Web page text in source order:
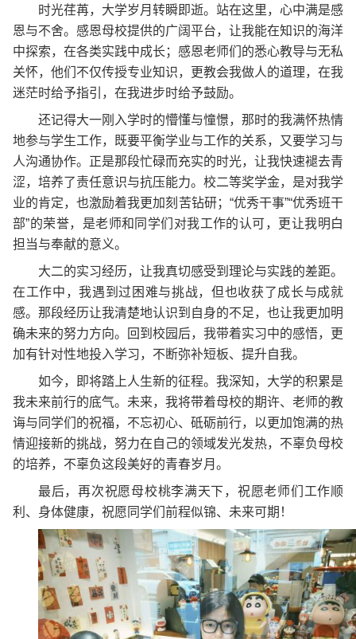
时光荏苒，大学岁月转瞬即逝。站在这里，心中满是感
恩与不舍。感恩母校提供的广阔平台，让我能在知识的海洋
中探索，在各类实践中成长；感恩老师们的悉心教导与无私
关怀，他们不仅传授专业知识，更教会我做人的道理，在我
迷茫时给予指引，在我进步时给予鼓励。
还记得大一刚入学时的懵懂与憧憬，那时的我满怀热情
地参与学生工作，既要平衡学业与工作的关系，又要学习与
人沟通协作。正是那段忙碌而充实的时光，让我快速褪去青
涩，培养了责任意识与抗压能力。校二等奖学金，是对我学
业的肯定，也激励着我更加刻苦钻研；“优秀干事”“优秀班干
部”的荣誉，是老师和同学们对我工作的认可，更让我明白
担当与奉献的意义。
大二的实习经历，让我真切感受到理论与实践的差距。
在工作中，我遇到过困难与挑战，但也收获了成长与成就
感。那段经历让我清楚地认识到自身的不足，也让我更加明
确未来的努力方向。回到校园后，我带着实习中的感悟，更
加有针对性地投入学习，不断弥补短板、提升自我。
如今，即将踏上人生新的征程。我深知，大学的积累是
我未来前行的底气。未来，我将带着母校的期许、老师的教
诲与同学们的祝福，不忘初心、砥砺前行，以更加饱满的热
情迎接新的挑战，努力在自己的领域发光发热，不辜负母校
的培养，不辜负这段美好的青春岁月。
最后，再次祝愿母校桃李满天下，祝愿老师们工作顺
利、身体健康，祝愿同学们前程似锦、未来可期！